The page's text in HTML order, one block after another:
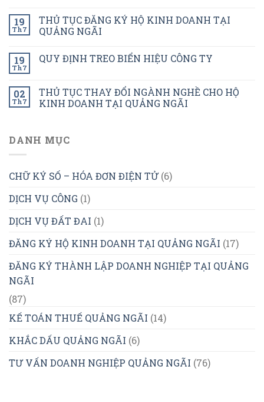
19
Th7
THỦ TỤC ĐĂNG KÝ HỘ KINH DOANH TẠI
QUẢNG NGÃI
19
Th7
QUY ĐỊNH TREO BIỂN HIỆU CÔNG TY
02
Th7
THỦ TỤC THAY ĐỔI NGÀNH NGHỀ CHO HỘ
KINH DOANH TẠI QUẢNG NGÃI
DANH MỤC
CHỮ KÝ SỐ – HÓA ĐƠN ĐIỆN TỬ(6)
DỊCH VỤ CÔNG (1)
DỊCH VỤ ĐẤT ĐAI (1)
ĐĂNG KÝ HỘ KINH DOANH TẠI QUẢNG NGÃI (17)
ĐĂNG KÝ THÀNH LẬP DOANH NGHIỆP TẠI QUẢNG
NGÃI
(87)
KẾ TOÁN THUẾ QUẢNG NGÃI (14)
KHẮC DẤU QUẢNG NGÃI (6)
TƯ VẤN DOANH NGHIỆP QUẢNG NGÃI (76)